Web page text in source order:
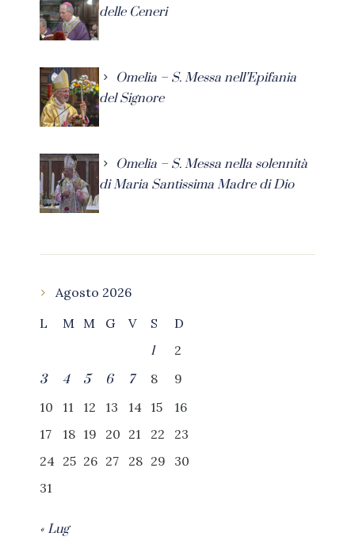
delle Ceneri
Omelia – S. Messa nell’Epifania
del Signore
Omelia – S. Messa nella solennità
di Maria Santissima Madre di Dio
Agosto 2026
L
M M G V S
D
1
2
3
4 5 6 7 8
9
10
11 12 13 14 15
16
17
18 19 20 21 22
23
24 25 26 27 28 29
30
31
« Lug